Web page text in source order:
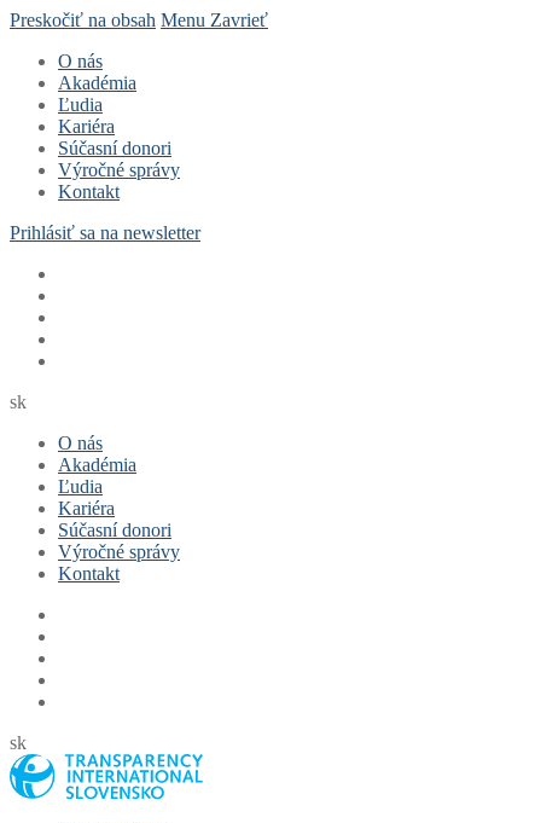
Preskočiť na obsah Menu Zavrieť
O nás
Akadémia
Ľudia
Kariéra
Súčasní donori
Výročné správy
Kontakt
Prihlásiť sa na newsletter
sk
O nás
Akadémia
Ľudia
Kariéra
Súčasní donori
Výročné správy
Kontakt
sk